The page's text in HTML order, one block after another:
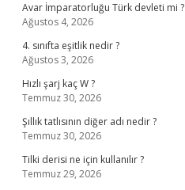
Avar İmparatorluğu Türk devleti mi ?
Ağustos 4, 2026
4. sınıfta eşitlik nedir ?
Ağustos 3, 2026
Hızlı şarj kaç W ?
Temmuz 30, 2026
Şıllık tatlısının diğer adı nedir ?
Temmuz 30, 2026
Tilki derisi ne için kullanılır ?
Temmuz 29, 2026